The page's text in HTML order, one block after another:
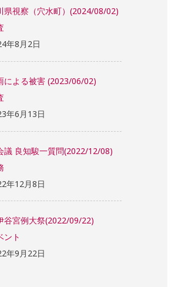
県視察（穴水町）(2024/08/02)
年8月2日
による被害 (2023/06/02)
年6月13日
議 良知駿一質問(2022/12/08)
年12月8日
谷宮例大祭(2022/09/22)
ント
年9月22日